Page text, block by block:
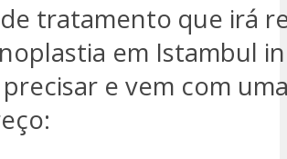
tratamento que irá
em Istambul
e vem com